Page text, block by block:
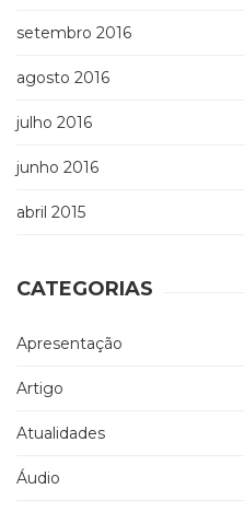
setembro 2016
agosto 2016
julho 2016
junho 2016
abril 2015
CATEGORIAS
Apresentação
Artigo
Atualidades
Áudio